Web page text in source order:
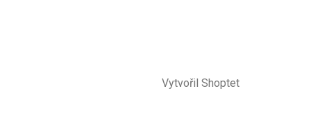
Vytvořil Shoptet